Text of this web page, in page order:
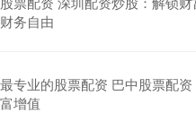
财务自由
最专业的股票配资 巴中股票配
富增值